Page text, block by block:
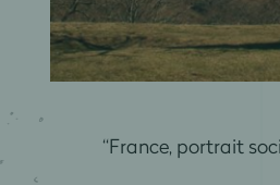
“France, portrait